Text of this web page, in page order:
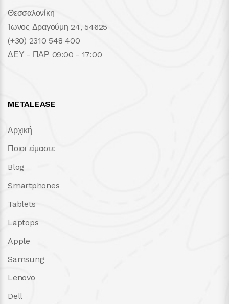
Θεσσαλονίκη
Ίωνος Δραγούμη 24, 54625
(+30) 2310 548 400
ΔΕΥ - ΠΑΡ 09:00 - 17:00
METALEASE
Αρχική
Ποιοι είμαστε
Blog
Smartphones
Tablets
Laptops
Apple
Samsung
Lenovo
Dell